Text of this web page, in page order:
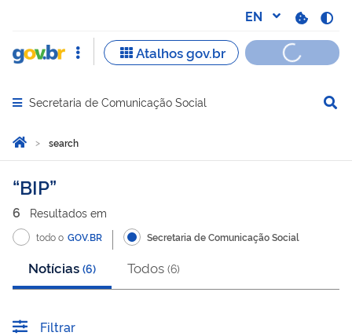
Abrir menu principal de navegação
Secretaria de Comunicação Social
Você está aqui:
Homesearch
search
BIP
6 Resultados em
todo o GOV.BR Secretaria de Comunicação Social
Notícias (6) Todos (6)
Filtrar